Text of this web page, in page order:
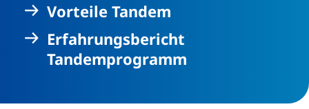
Vorteile Tandem
Erfahrungsbericht
Tandemprogramm